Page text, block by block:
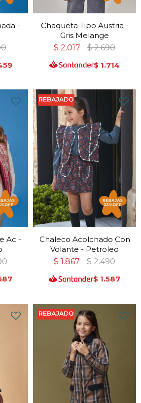
-
Chaqueta Tipo Austria -
Gris Melange
$ 2.017 $ 2.690
$ 1.714
Ac -
Chaleco Acolchado Con
Volante - Petroleo
$ 1.867 $ 2.490
$ 1.587